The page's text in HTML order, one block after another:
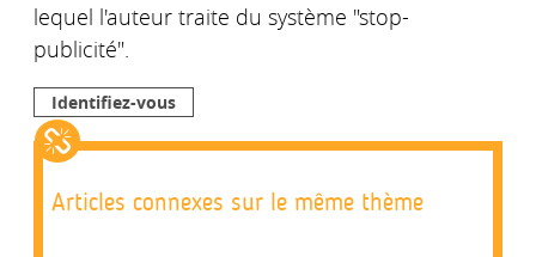
lequel l'auteur traite du système "stop-
publicité".
Identifiez-vous
Articles connexes sur le même thème